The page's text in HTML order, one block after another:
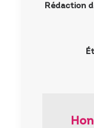
Rédaction